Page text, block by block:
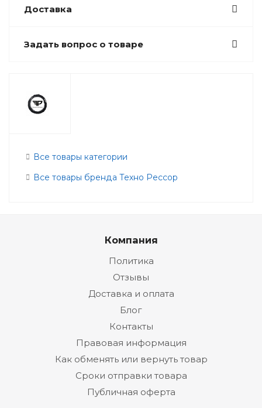
Доставка
Задать вопрос о товаре
Все товары категории
Все товары бренда Техно Рессор
Компания
Политика
Отзывы
Доставка и оплата
Блог
Контакты
Правовая информация
Как обменять или вернуть товар
Сроки отправки товара
Публичная оферта